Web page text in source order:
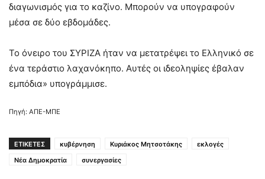
διαγωνισμός για το καζίνο. Μπορούν να υπογραφούν
μέσα σε δύο εβδομάδες.
Το όνειρο του ΣΥΡΙΖΑ ήταν να μετατρέψει το Ελληνικό σε
ένα τεράστιο λαχανόκηπο. Αυτές οι ιδεοληψίες έβαλαν
εμπόδια» υπογράμμισε.
Πηγή: ΑΠΕ-ΜΠΕ
ΕΤΙΚΕΤΕΣ κυβέρνηση Κυριάκος Μητσοτάκης
εκλογές
Νέα Δημοκρατία
συνεργασίες